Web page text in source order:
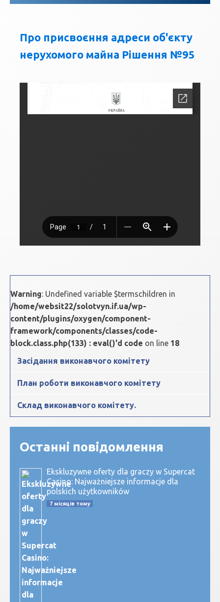
Про присвоєння адреси об'єкту
нерухомого майна Рішення №95
Warning: Undefined variable $termschildren in
/home/websit22/solotvyn.if.ua/wp-
content/plugins/oxygen/component-
framework/components/classes/code-
block.class.php(133) : eval()'d code on line 18
Засідання виконавчого комітету
План роботи виконавчого комітету
Склад виконавчого комітету.
Останні повідомлення
Ekskluzywne oferty dla graczy w Supercat
Casino: Najważniejsze informacje dla
polskich użytkowników
7 місяців тому